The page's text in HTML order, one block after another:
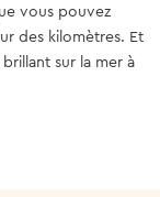
vous pouvez
des kilomètres. Et
sur la mer à
C°, d'Octobre à
« saison des
plus d'un jour,